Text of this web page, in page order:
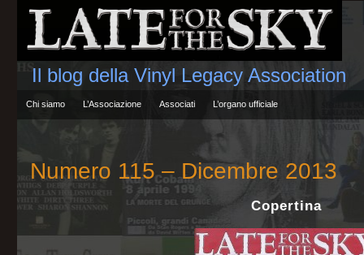
Il blog della Vinyl Legacy Association
Chi siamo L’Associazione Associati L’organo ufficiale
Numero 115 – Dicembre 2013
Copertina